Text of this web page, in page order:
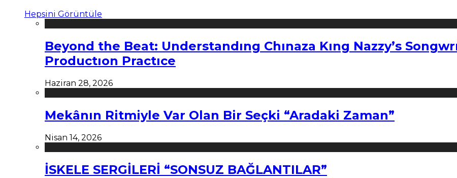
Hepsini Görüntüle
Beyond the Beat: Understandıng Chınaza Kıng Nazzy’s
Productıon Practıce
Haziran 28, 2026
Mekânın Ritmiyle Var Olan Bir Seçki “Aradaki Zaman”
Nisan 14, 2026
İSKELE SERGİLERİ “SONSUZ BAĞLANTILAR”